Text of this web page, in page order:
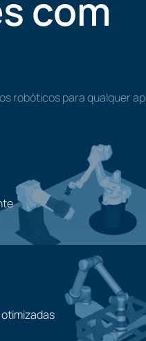
com
robóticos para qualquer